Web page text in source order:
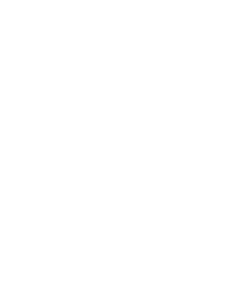
of heb je hulp nodig bij het
les membres